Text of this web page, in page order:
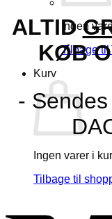
Ingen
Tilbage til
Kurv
Ingen varer i
Tilbage til
ALTID
KØB
-